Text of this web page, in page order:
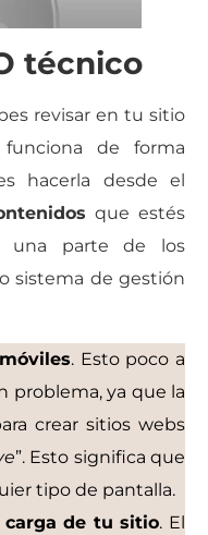
técnico
revisar en tu sitio
de forma
hacerla desde el
que estés
una parte de los
sistema de gestión
. Esto poco a
problema, ya que la
crear sitios webs
”. Esto significa que
tipo de pantalla.
de tu sitio. El